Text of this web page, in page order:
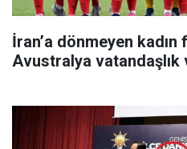
İran’a dönmeyen
Avustralya vatandaşlık